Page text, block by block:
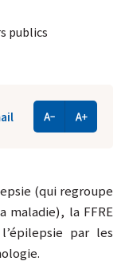
publics
(qui regroupe
la FFRE
par les